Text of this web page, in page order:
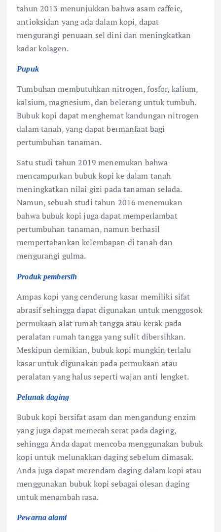
tahun 2013 menunjukkan bahwa asam caffeic,
antioksidan yang ada dalam kopi, dapat
mengurangi penuaan sel dini dan meningkatkan
kadar kolagen.
Pupuk
Tumbuhan membutuhkan nitrogen, fosfor, kalium,
kalsium, magnesium, dan belerang untuk tumbuh.
Bubuk kopi dapat menghemat kandungan nitrogen
dalam tanah, yang dapat bermanfaat bagi
pertumbuhan tanaman.
Satu studi tahun 2019 menemukan bahwa
mencampurkan bubuk kopi ke dalam tanah
meningkatkan nilai gizi pada tanaman selada.
Namun, sebuah studi tahun 2016 menemukan
bahwa bubuk kopi juga dapat memperlambat
pertumbuhan tanaman, namun berhasil
mempertahankan kelembapan di tanah dan
mengurangi gulma.
Produk pembersih
Ampas kopi yang cenderung kasar memiliki sifat
abrasif sehingga dapat digunakan untuk menggosok
permukaan alat rumah tangga atau kerak pada
peralatan rumah tangga yang sulit dibersihkan.
Meskipun demikian, bubuk kopi mungkin terlalu
kasar untuk digunakan pada permukaan atau
peralatan yang halus seperti wajan anti lengket.
Pelunak daging
Bubuk kopi bersifat asam dan mengandung enzim
yang juga dapat memecah serat pada daging,
sehingga Anda dapat mencoba menggunakan bubuk
kopi untuk melunakkan daging sebelum dimasak.
Anda juga dapat merendam daging dalam kopi atau
menggunakan bubuk kopi sebagai olesan daging
untuk menambah rasa.
Pewarna alami